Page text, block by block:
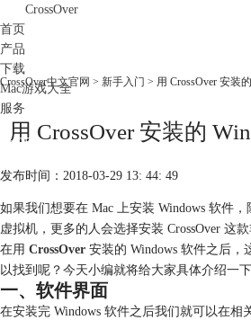
CrossOver
首页
产品
下载
Mac游戏大全
服务
购买
CrossOver中文官网 > 新手入门 > 用 CrossOver 安装
用 CrossOver 安装的
发布时间：2018-03-29 13: 44: 49
如果我们想要在 Mac 上安装 Windows 软件
虚拟机，更多的人会选择安装 CrossOver 这
在用 CrossOver 安装的 Windows 软件之后
以找到呢？今天小编就将给大家具体介绍一下
一、软件界面
在安装完 Windows 软件之后我们就可以在相